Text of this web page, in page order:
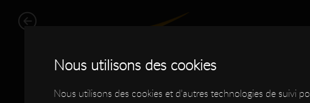
Nous utilisons des cookies
Nous utilisons des cookies et d'autres technologies de suivi